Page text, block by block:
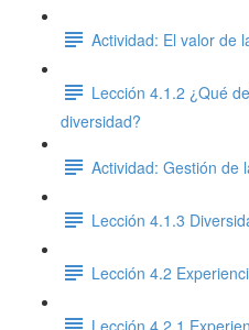
Actividad: El valor de
Lección 4.1.2 ¿Qué
diversidad?
Actividad: Gestión de
Lección 4.1.3
Lección 4.2
Lección 4.2.1